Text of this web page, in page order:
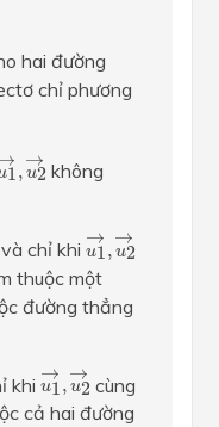
hai đường
chỉ phương
1,
→
u2
1 →,u
không
chỉ khi →
u1,
→
u2
u1 →,u
thuộc một
đường thẳng
khi →
u1,
→
u2
u1 →,u
cùng
cả hai đường